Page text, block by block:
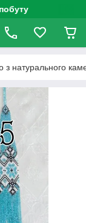
з натурального